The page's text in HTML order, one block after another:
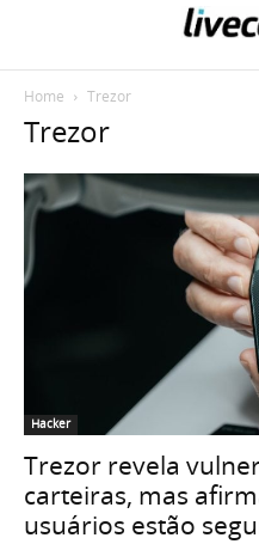
Home Trezor
Trezor
Hacker
Trezor revela
carteiras, mas
usuários estão